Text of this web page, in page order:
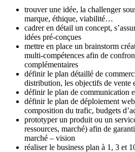
trouver une idée, la challenger
marque, éthique, viabilité…
cadrer en détail un concept,
idées pré-conçues
mettre en place un brainstorm
multi-compétences afin de
complémentaires
définir le plan détaillé de
distribution, les objectifs de vente
définir le plan de communication
définir le plan de déploiement
composition du trafic, budgets
prototyper un produit ou un
ressources, marché) afin de
marché – vision
réaliser le business plan à 1, 3 et